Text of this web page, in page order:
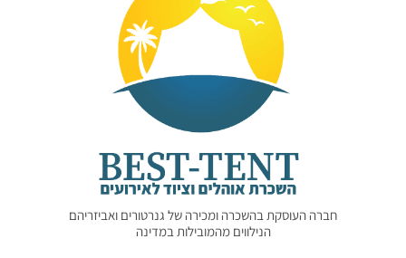
חברה העוסקת בהשכרה ומכירה של גנרטורים ואביזריהם
הנילווים מהמובילות במדינה